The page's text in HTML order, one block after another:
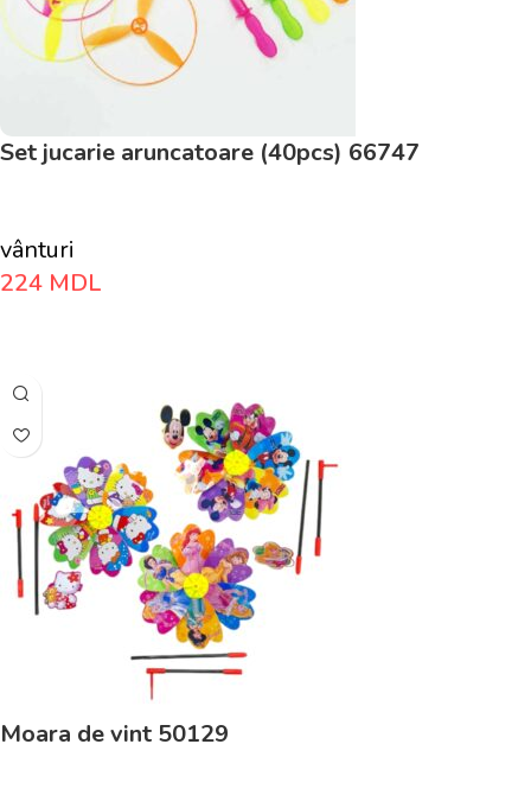
Set jucarie aruncatoare (40pcs) 66747
vânturi
224 MDL
Moara de vint 50129